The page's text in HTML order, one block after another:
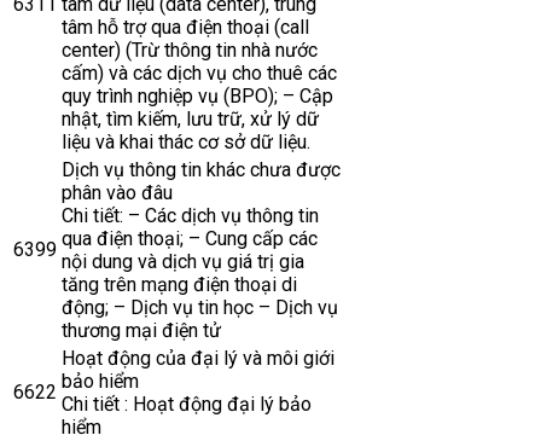
tâm hỗ trợ qua điện thoại (call
center) (Trừ thông tin nhà nước
cấm) và các dịch vụ cho thuê các
quy trình nghiệp vụ (BPO); – Cập
nhật, tìm kiếm, lưu trữ, xử lý dữ
liệu và khai thác cơ sở dữ liệu.
6399
Dịch vụ thông tin khác chưa được
phân vào đâu
Chi tiết: – Các dịch vụ thông tin
qua điện thoại; – Cung cấp các
nội dung và dịch vụ giá trị gia
tăng trên mạng điện thoại di
động; – Dịch vụ tin học – Dịch vụ
thương mại điện tử
6622
Hoạt động của đại lý và môi giới
bảo hiểm
Chi tiết : Hoạt động đại lý bảo
hiểm